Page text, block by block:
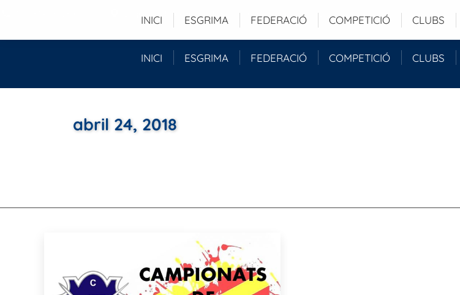
Duquessa d'Orleans, 29 baixos - 08034 - Barcelona (ESP)
INICI ESGRIMA FEDERACIÓ COMPETICIÓ CLUBS
abril 24, 2018
INICI ESGRIMA FEDERACIÓ COMPETICIÓ CLUBS